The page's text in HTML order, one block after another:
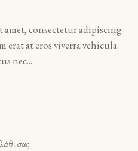
consectetur adipiscing
at eros viverra vehicula.
nec...
σας.